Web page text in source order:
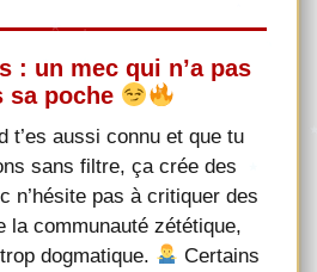
: un mec qui n’a pas
sa poche
t’es aussi connu et que tu
sans filtre, ça crée des
n’hésite pas à critiquer des
la communauté zététique,
dogmatique.
Certains